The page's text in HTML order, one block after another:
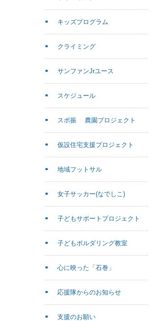
キッズプログラム
クライミング
サンファンJrユース
スケジュール
スポ振 農園プロジェクト
仮設住宅支援プロジェクト
地域フットサル
女子サッカー(なでしこ)
子どもサポートプロジェクト
子どもボルダリング教室
心に映った「石巻」
応援隊からのお知らせ
支援のお願い